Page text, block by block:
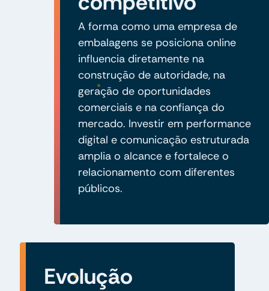
A forma como uma empresa de
embalagens se posiciona online
influencia diretamente na
construção de autoridade, na
geração de oportunidades
comerciais e na confiança do
mercado. Investir em performance
digital e comunicação estruturada
amplia o alcance e fortalece o
relacionamento com diferentes
públicos.
Evolução